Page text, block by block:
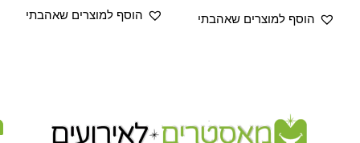
הוסף למוצרים שאהבתי הוסף למוצרים שאהבתי